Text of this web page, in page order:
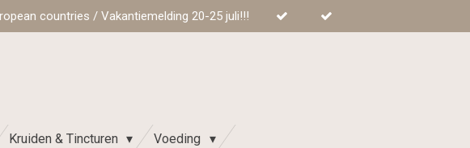
countries / Vakantiemelding 20-25 juli!!!
Kruiden & Tincturen Voeding